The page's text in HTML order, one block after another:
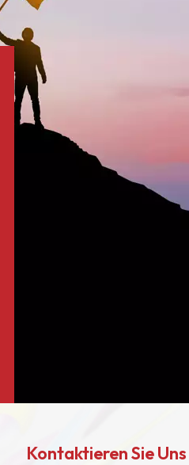
Kontaktieren Sie Uns